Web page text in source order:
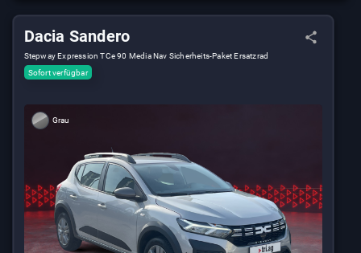
Dacia Sandero
Stepway Expression TCe 90 Media Nav Sicherheits-Paket Ersatzrad
Sofort verfügbar
Grau